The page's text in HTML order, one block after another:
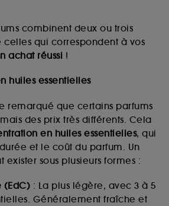
combinent deux ou trois
qui correspondent à vos
achat réussi !
huiles essentielles
remarqué que certains parfums
des prix très différents. Cela
en huiles essentielles, qui
et le coût du parfum. Un
sous plusieurs formes :
(EdC) : La plus légère, avec 3 à 5
Généralement fraîche et